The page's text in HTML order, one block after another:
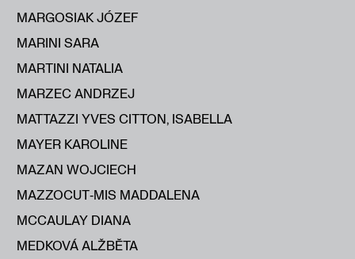
MARGOSIAK JÓZEF
MARINI SARA
MARTINI NATALIA
MARZEC ANDRZEJ
MATTAZZI YVES CITTON, ISABELLA
MAYER KAROLINE
MAZAN WOJCIECH
MAZZOCUT‑MIS MADDALENA
MCCAULAY DIANA
MEDKOVÁ ALŽBĔTA